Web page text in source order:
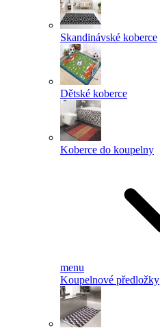
Skandinávské koberce
Dětské koberce
Koberce do koupelny
menu
Koupelnové předložky